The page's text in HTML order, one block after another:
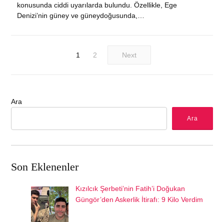
konusunda ciddi uyarılarda bulundu. Özellikle, Ege
Denizi’nin güney ve güneydoğusunda,…
1 2 Next
Ara
Ara
Son Eklenenler
Kızılcık Şerbeti’nin Fatih’i Doğukan
Güngör’den Askerlik İtirafı: 9 Kilo Verdim